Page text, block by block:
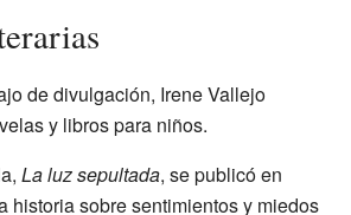
de divulgación, Irene Vallejo
y libros para niños.
La luz sepultada, se publicó en
historia sobre sentimientos y miedos